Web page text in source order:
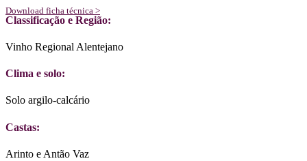
Download ficha técnica >
Classificação e Região:
Vinho Regional Alentejano
Clima e solo:
Solo argilo-calcário
Castas:
Arinto e Antão Vaz